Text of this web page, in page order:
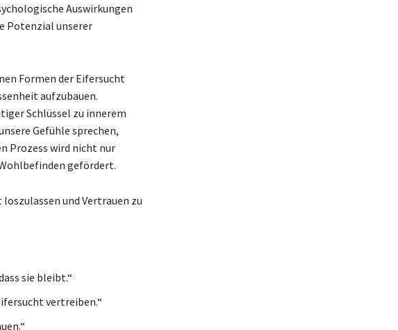
Auswirkungen
Potenzial unserer
Formen der Eifersucht
aufzubauen.
Schlüssel zu innerem
Gefühle sprechen,
Prozess wird nicht nur
gefördert.
und Vertrauen zu
sie bleibt.“
vertreiben.“